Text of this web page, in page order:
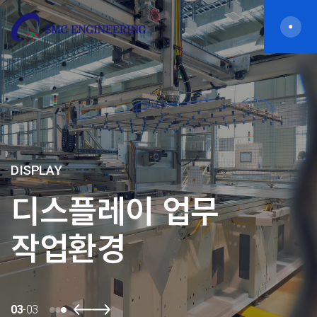
DISPLAY
디스플레이 업무
작업환경
03-03